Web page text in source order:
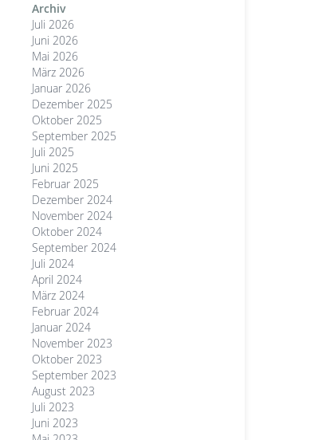
Archiv
Juli 2026
Juni 2026
Mai 2026
März 2026
Januar 2026
Dezember 2025
Oktober 2025
September 2025
Juli 2025
Juni 2025
Februar 2025
Dezember 2024
November 2024
Oktober 2024
September 2024
Juli 2024
April 2024
März 2024
Februar 2024
Januar 2024
November 2023
Oktober 2023
September 2023
August 2023
Juli 2023
Juni 2023